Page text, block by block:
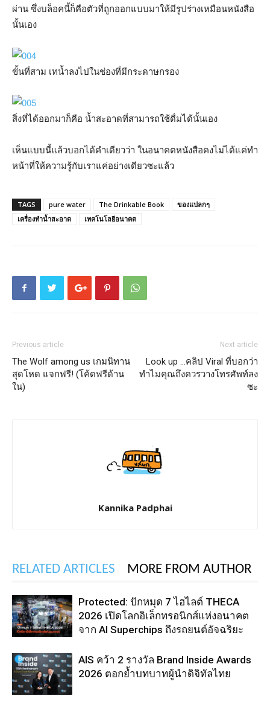
ผ่าน ซึ่งบล็อคนี้ก็คือตัวที่ถูกออกแบบมาให้มีรูปร่างเหมือนหนังสือ
นั้นเอง
ขั้นที่สาม เทน้ำลงไปในช่องที่มีกระดาษกรอง
สิ่งที่ได้ออกมาก็คือ น้ำสะอาดที่สามารถใช้ดื่มได้นั้นเอง
เห็นแบบนี้แล้วบอกได้คำเดียวว่า ในอนาคตหนังสือคงไม่ได้แค่ทำ
หน้าที่ให้ความรู้กับเราแค่อย่างเดียวซะแล้ว
TAGS pure water The Drinkable Book
ของแปลกๆ
เครื่องทำน้ำสะอาด
เทคโนโลยีอนาคต
Previous article
The Wolf among us เกมนิทาน
สุดโหด แจกฟรี! (โค้ดฟรีด้าน
ใน)
Next article
Look up …คลิป Viral ที่บอกว่า
ทำไมคุณถึงควรวางโทรศัพท์ลง
ซะ
Kannika Padphai
RELATED ARTICLES MORE FROM AUTHOR
Protected: ปักหมุด 7 ไฮไลต์ THECA
2026 เปิดโลกอิเล็กทรอนิกส์แห่งอนาคต
จาก AI Superchips ถึงรถยนต์อัจฉริยะ
AIS คว้า 2 รางวัล Brand Inside Awards
2026 ตอกย้ำบทบาทผู้นำดิจิทัลไทย